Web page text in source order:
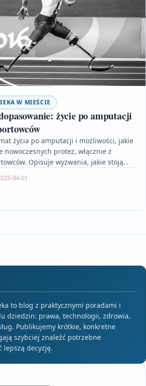
W MIEŚCIE
życie po amputacji
życia po amputacji i możliwości, jakie
nowoczesnych protez, włącznie z
Opisuje wyzwania, jakie stoją
04-01
to blog z praktycznymi poradami i
dziedzin: prawa, technologii, zdrowia,
Publikujemy krótkie, konkretne
szybciej znaleźć potrzebne
decyzję.